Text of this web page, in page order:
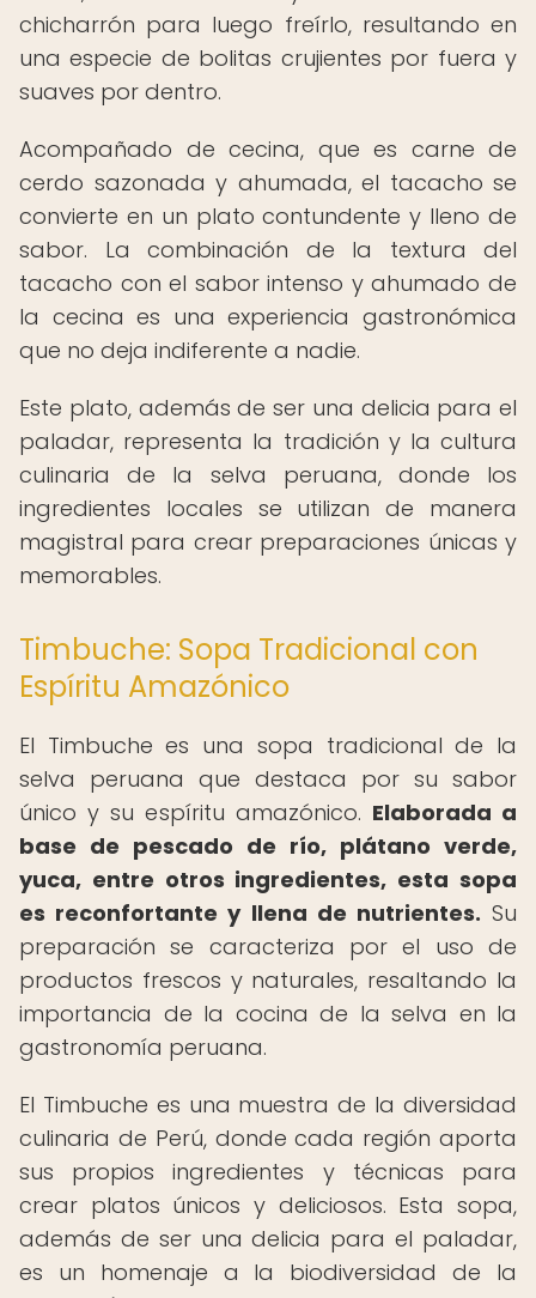
chicharrón para luego freírlo, resultando en
una especie de bolitas crujientes por fuera y
suaves por dentro.
Acompañado de cecina, que es carne de
cerdo sazonada y ahumada, el tacacho se
convierte en un plato contundente y lleno de
sabor. La combinación de la textura del
tacacho con el sabor intenso y ahumado de
la cecina es una experiencia gastronómica
que no deja indiferente a nadie.
Este plato, además de ser una delicia para el
paladar, representa la tradición y la cultura
culinaria de la selva peruana, donde los
ingredientes locales se utilizan de manera
magistral para crear preparaciones únicas y
memorables.
Timbuche: Sopa Tradicional con
Espíritu Amazónico
El Timbuche es una sopa tradicional de la
selva peruana que destaca por su sabor
único y su espíritu amazónico. Elaborada a
base de pescado de río, plátano verde,
yuca, entre otros ingredientes, esta sopa
es reconfortante y llena de nutrientes. Su
preparación se caracteriza por el uso de
productos frescos y naturales, resaltando la
importancia de la cocina de la selva en la
gastronomía peruana.
El Timbuche es una muestra de la diversidad
culinaria de Perú, donde cada región aporta
sus propios ingredientes y técnicas para
crear platos únicos y deliciosos. Esta sopa,
además de ser una delicia para el paladar,
es un homenaje a la biodiversidad de la